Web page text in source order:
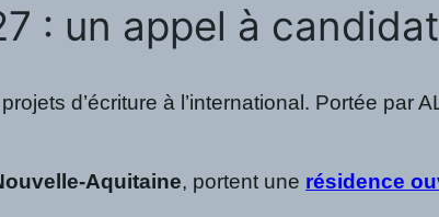
: un appel à
d’écriture à l’international.
Aquitaine, portent une résidence